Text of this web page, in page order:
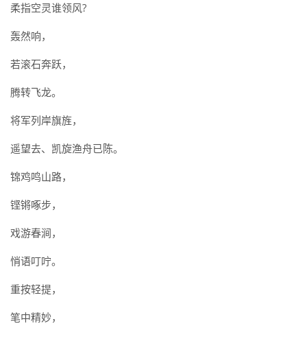
柔指空灵谁领风?
轰然响，
若滚石奔跃，
腾转飞龙。
将军列岸旗旌，
遥望去、凯旋渔舟已陈。
锦鸡鸣山路，
铿锵啄步，
戏游春涧，
悄语叮咛。
重按轻提，
笔中精妙，